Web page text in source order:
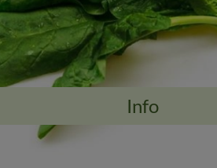
Info